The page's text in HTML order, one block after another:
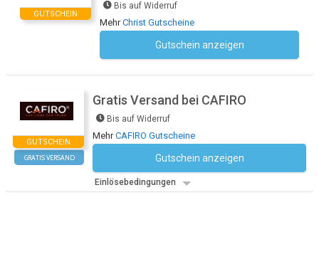
GUTSCHEIN
Bis auf Widerruf
MehrChrist Gutscheine
Gutschein anzeigen
GUTSCHEIN
GRATIS VERSAND
Gratis Versand bei CAFIRO
Bis auf Widerruf
MehrCAFIRO Gutscheine
Gutschein anzeigen
Einlösebedingungen